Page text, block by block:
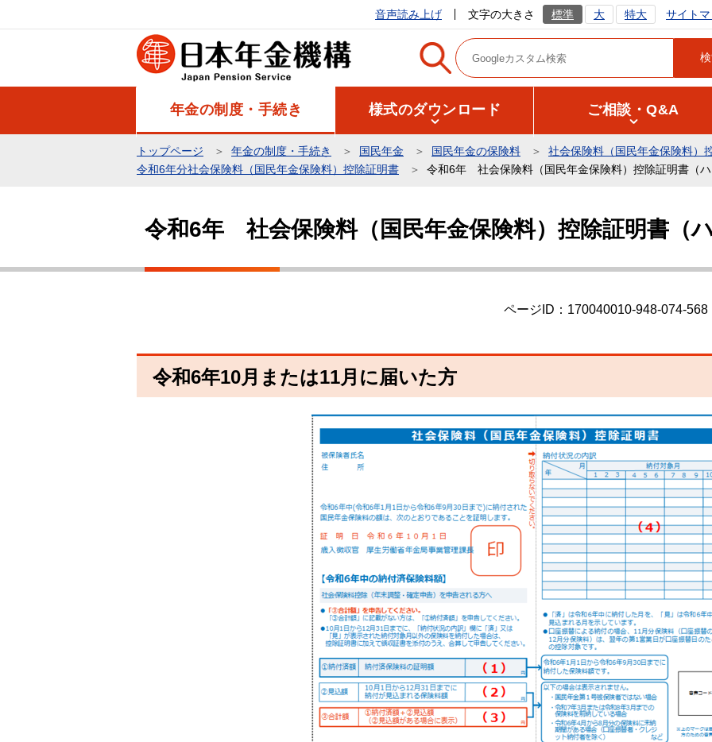
の
音声読み上げ 文字の大きさ 標準 大 特大 サイト
年金の制度・手続き 様式のダウンロード ご相談・Q&A
トップページ 年金の制度・手続き 国民年金 国民年金の保険料
社会保険料（国民年金保険料）
令和6年分社会保険料（国民年金保険料）控除証明書
令和6年 社会保険料（国民年金保険料）控除証明書（
令和6年 社会保険料（国民年金保険料）控除証明書（
ページID：170040010-948-074-568
令和6年10月または11月に届いた方